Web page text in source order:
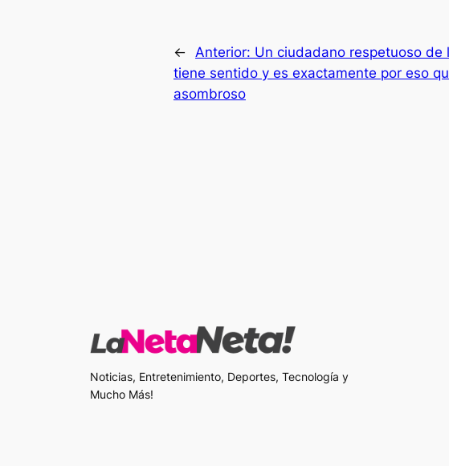
← Anterior: Un ciudadano respetuoso de
tiene sentido y es exactamente por eso
asombroso
Noticias, Entretenimiento, Deportes, Tecnología y
Mucho Más!